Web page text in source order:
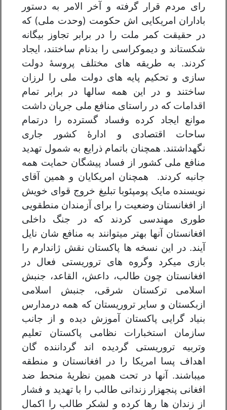
رای مردم قرار گرفته و آخر الامر به دستور
باداران امریکایی اش حکومت (وحدت ملی) که
در حقیقت کمر ملت را در برابر تجاوز بیگانه
شکستاند و دیموکراسی را بدنام ساختند، ایجاد
کردند. به طریقه های مختلف پروسهٔ دولت
سازی و تحکیم پایه های دولت ملی را لرزان
ساختند و در این همه سالها در برابر تمام
اقدامات که در راستای منافع ملی جریان داشت
موانع ایجاد کرده وفساد گسترده را درتمام
ساحات اقتصادی و ادارهٔ کشور جاری
نگهداشتند. همچنان باتمام ذرایع به شمول تهدید
منافع ملی کشور از فساد پیشگان حمایت همه
جانبه کردند. همچنان امریکایان و همین آقای
نویسنده مایک پومپئوبا تبلیغ خروج قوای خویش
از افغانستان وضعیت را برای آزمندان منطقویی
طوری مهندسی کردند که در جنگ داخلی
افغانستان آنها بهتر میتوانند به منافع شان نایل
آیند. در این نسخه ها پاکستان نقش ژاندارم را
بازی میکرد وگروه های تروریستی فعال در
افغانستان چون طالب، داعش، القاعد، جنبش
اسلامی ترکستان شرقی، جنبش اسلامی
ازبکستان و سایر تروریستان که همه درمدارس
بنیاد گرایی پاکستان آموزش دیده و از جانب
سازمان استخبارات نظامی پاکستان تعلیم
وتربیه تروریستی گردیده اند گرداننده گان
اهداف پسا امریکا را در افغانستان و منطقه
میباشند. آنها در تحت همین نظریهٔ منحط ضد
افغانی پنجهزار زندانی طالب را با تهدید و فشار
از زندان ها رها کرده و لشکر طالب را اکمال